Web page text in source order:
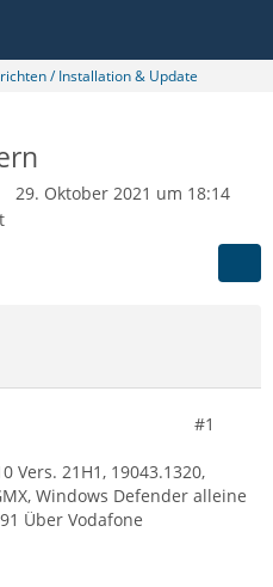
/ Installation & Update
29. Oktober 2021 um 18:14
#1
Vers. 21H1, 19043.1320,
Windows Defender alleine
Über Vodafone